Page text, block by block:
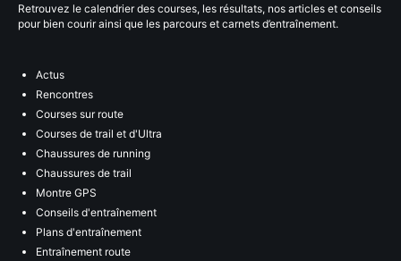
Retrouvez le calendrier des courses, les résultats, nos articles et conseils
pour bien courir ainsi que les parcours et carnets d’entraînement.
Actus
Rencontres
Courses sur route
Courses de trail et d'Ultra
Chaussures de running
Chaussures de trail
Montre GPS
Conseils d'entraînement
Plans d'entraînement
Entraînement route